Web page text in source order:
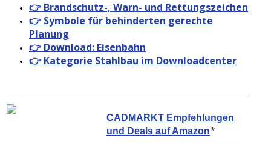
👉 Brandschutz-, Warn- und Rettungszeichen
👉 Symbole für behinderten gerechte
Planung
👉 Download: Eisenbahn
👉 Kategorie Stahlbau im Downloadcenter
CADMARKT Empfehlungen
und Deals auf Amazon*